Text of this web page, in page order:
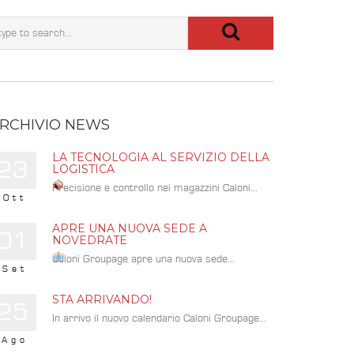
NEWS
Ott
LA TECNOLOGIA AL SERVIZIO DELLA
LOGISTICA
Precisione e controllo nei magazzini Caloni...
Set
APRE UNA NUOVA SEDE A
NOVEDRATE
Caloni Groupage apre una nuova sede...
Ago
STA ARRIVANDO!
In arrivo il nuovo calendario Caloni Groupage...